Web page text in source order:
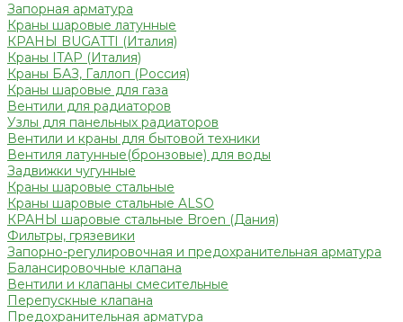
Запорная арматура
Краны шаровые латунные
КРАНЫ BUGATTI (Италия)
Краны ITAP (Италия)
Краны БАЗ, Галлоп (Россия)
Краны шаровые для газа
Вентили для радиаторов
Узлы для панельных радиаторов
Вентили и краны для бытовой техники
Вентиля латунные(бронзовые) для воды
Задвижки чугунные
Краны шаровые стальные
Краны шаровые стальные ALSO
КРАНЫ шаровые стальные Broen (Дания)
Фильтры, грязевики
Запорно-регулировочная и предохранительная арматура
Балансировочные клапана
Вентили и клапаны смесительные
Перепускные клапана
Предохранительная арматура